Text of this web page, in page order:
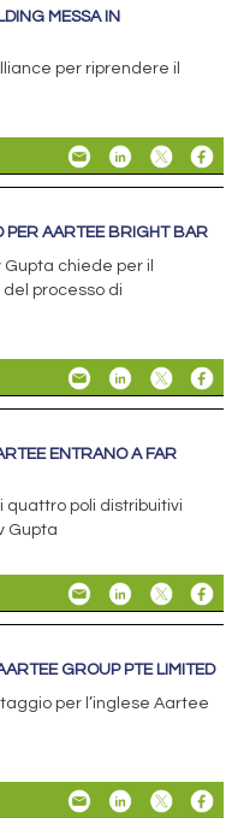
MESSA IN
per riprendere il
PER AARTEE BRIGHT BAR
Gupta chiede per il
processo di
ENTRANO A FAR
quattro poli distribuitivi
Gupta
GROUP PTE LIMITED
per l’inglese Aartee